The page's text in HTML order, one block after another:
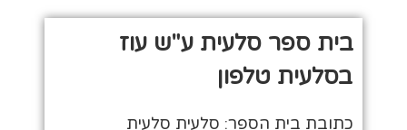
בית ספר סלעית ע"ש עוז
בסלעית טלפון
כתובת בית הספר: סלעית סלעית